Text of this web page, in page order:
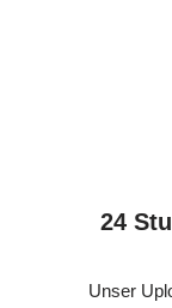
24
Unser